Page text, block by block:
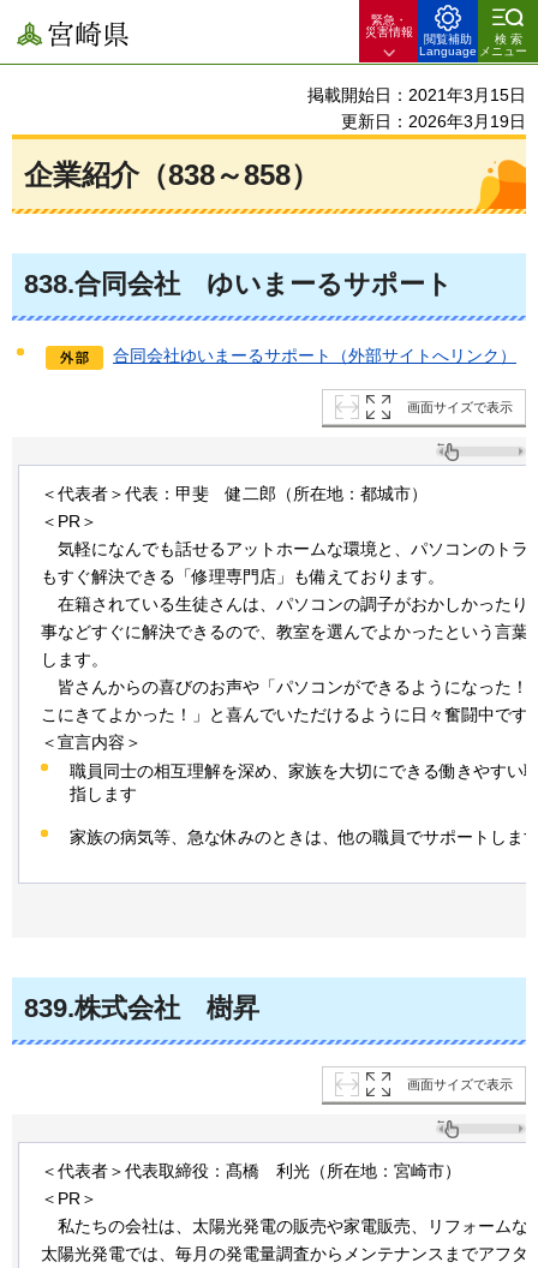
宮崎県
緊急・
災害情報
閲覧補助
Language
検索
メニュー
掲載開始日：2021年3月15日
更新日：2026年3月19日
企業紹介（838～858）
838.合同会社 ゆいまーるサポート
合同会社ゆいまーるサポート（外部サイトへリンク）
画面サイズで表示
＜代表者＞代表：甲斐 健二郎（所在地：都城市）
＜PR＞
気軽になんでも話せるアットホームな環境と、パソコンのトラ
もすぐ解決できる「修理専門店」も備えております。
在籍されている生徒さんは、パソコンの調子がおかしかったり
事などすぐに解決できるので、教室を選んでよかったという言葉
します。
皆さんからの喜びのお声や「パソコンができるようになった！
こにきてよかった！」と喜んでいただけるように日々奮闘中です
＜宣言内容＞
職員同士の相互理解を深め、家族を大切にできる働きやすい
指します
家族の病気等、急な休みのときは、他の職員でサポートしま
839.株式会社 樹昇
画面サイズで表示
＜代表者＞代表取締役：髙橋 利光 （所在地：宮崎市）
＜PR＞
私たちの会社は、太陽光発電の販売や家電販売、リフォームな
太陽光発電では、毎月の発電量調査からメンテナンスまでアフタ